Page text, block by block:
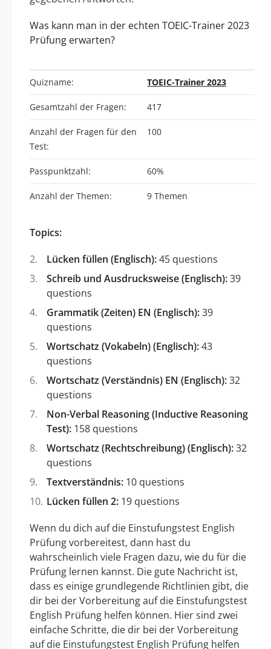
Was kann man in der echten TOEIC-Trainer 2023
Prüfung erwarten?
Quizname: TOEIC-Trainer 2023
Gesamtzahl der Fragen: 417
Anzahl der Fragen für den
Test:
100
Passpunktzahl: 60%
Anzahl der Themen: 9 Themen
Topics:
Lücken füllen (Englisch):45 questions
Schreib und Ausdrucksweise (Englisch):39
questions
Grammatik (Zeiten) EN (Englisch):39
questions
Wortschatz (Vokabeln) (Englisch):43
questions
Wortschatz (Verständnis) EN (Englisch):32
questions
Non-Verbal Reasoning (Inductive Reasoning
Test): 158 questions
Wortschatz (Rechtschreibung) (Englisch):32
questions
Textverständnis: 10 questions
Lücken füllen 2: 19 questions
Wenn du dich auf die Einstufungstest English
Prüfung vorbereitest, dann hast du
wahrscheinlich viele Fragen dazu, wie du für die
Prüfung lernen kannst. Die gute Nachricht ist,
dass es einige grundlegende Richtlinien gibt, die
dir bei der Vorbereitung auf die Einstufungstest
English Prüfung helfen können. Hier sind zwei
einfache Schritte, die dir bei der Vorbereitung
auf die Einstufungstest English Prüfung helfen